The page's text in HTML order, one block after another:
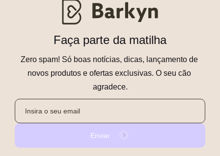
Faça parte da matilha
Zero spam! Só boas notícias, dicas, lançamento de
novos produtos e ofertas exclusivas. O seu cão
agradece.
Enviar